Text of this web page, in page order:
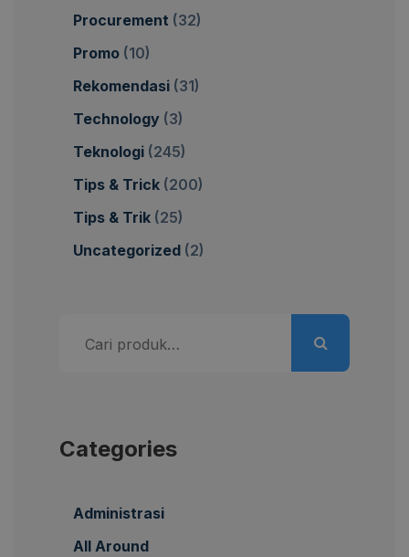
Procurement (32)
Promo (10)
Rekomendasi (31)
Technology (3)
Teknologi (245)
Tips & Trick (200)
Tips & Trik (25)
Uncategorized (2)
untuk:
Categories
Administrasi
All Around